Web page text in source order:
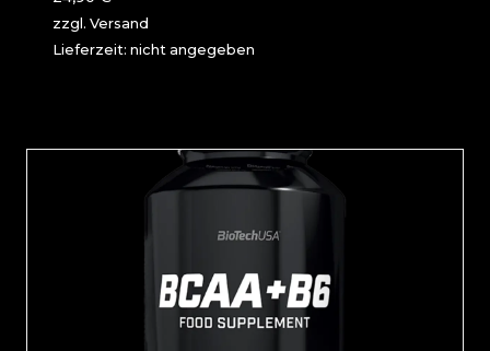
zzgl. Versand
Lieferzeit: nicht angegeben